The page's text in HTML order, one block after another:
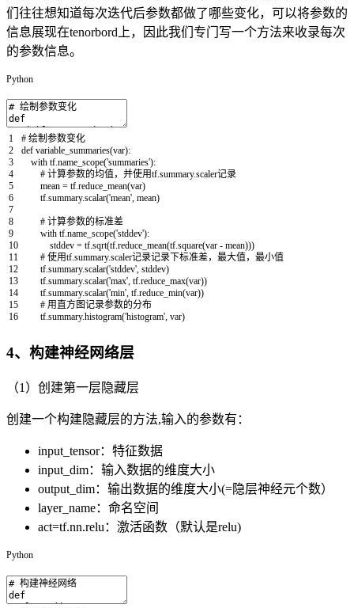
们往往想知道每次迭代后参数都做了哪些变化，可以将参数的
信息展现在tenorbord上，因此我们专门写一个方法来收录每次
的参数信息。
Python
1
2
3
4
5
6
7
8
9
10
11
12
13
14
15
16
# 绘制参数变化
def variable_summaries(var):
with tf.name_scope('summaries'):
# 计算参数的均值，并使用tf.summary.scaler记录
mean = tf.reduce_mean(var)
tf.summary.scalar('mean', mean)
# 计算参数的标准差
with tf.name_scope('stddev'):
stddev = tf.sqrt(tf.reduce_mean(tf.square(var - mean)))
# 使用tf.summary.scaler记录记录下标准差，最大值，最小值
tf.summary.scalar('stddev', stddev)
tf.summary.scalar('max', tf.reduce_max(var))
tf.summary.scalar('min', tf.reduce_min(var))
# 用直方图记录参数的分布
tf.summary.histogram('histogram', var)
4、构建神经网络层
（1）创建第一层隐藏层
创建一个构建隐藏层的方法,输入的参数有：
input_tensor：特征数据
input_dim：输入数据的维度大小
output_dim：输出数据的维度大小(=隐层神经元个数）
layer_name：命名空间
act=tf.nn.relu：激活函数（默认是relu)
Python